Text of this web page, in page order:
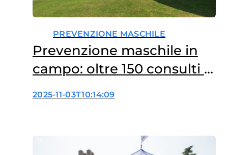
PREVENZIONE MASCHILE
Prevenzione maschile in
campo: oltre 150 consulti e
due borse di ricerca
2025-11-03T10:14:09